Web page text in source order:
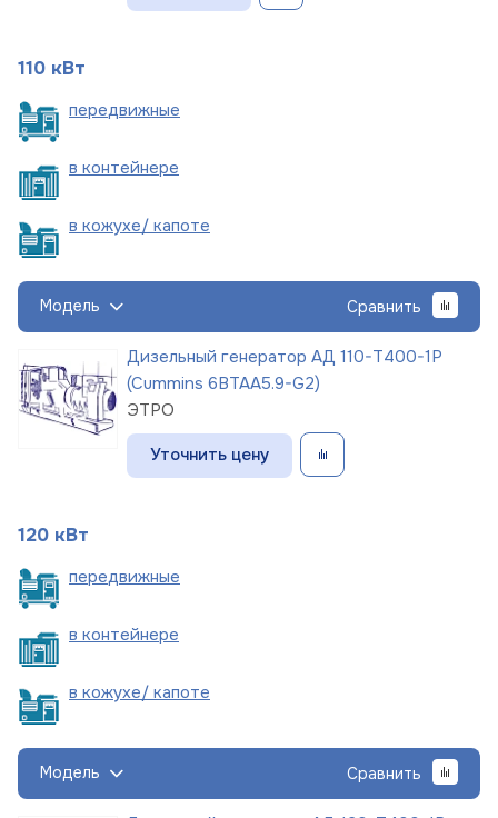
110 кВт
передвижные
в контейнере
в кожухе/ капоте
Модель Сравнить
Дизельный генератор АД 110-Т400-1Р
(Cummins 6BTAA5.9-G2)
ЭТРО
Уточнить цену
120 кВт
передвижные
в контейнере
в кожухе/ капоте
Модель Сравнить